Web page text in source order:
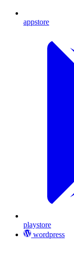
appstore
playstore
wordpress